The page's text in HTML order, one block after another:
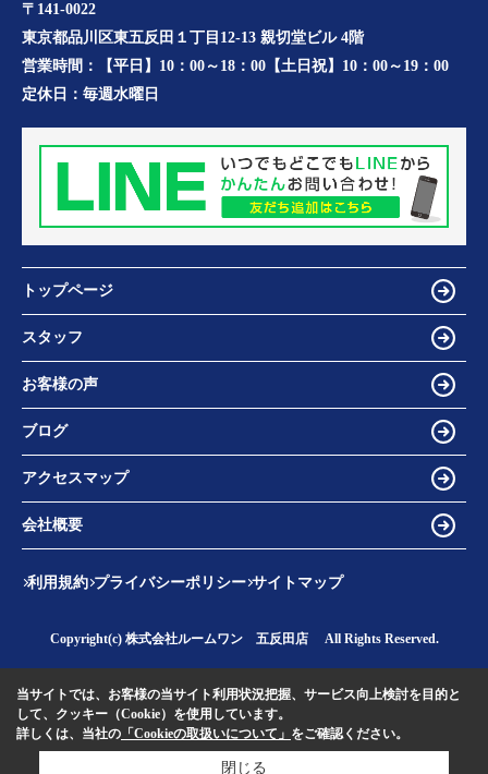
〒141-0022
東京都品川区東五反田１丁目12-13 親切堂ビル 4階
営業時間：
【平日】10：00～18：00【土日祝】10：00～19：00
定休日： 毎週水曜日
トップページ
スタッフ
お客様の声
ブログ
アクセスマップ
会社概要
利用規約 プライバシーポリシー サイトマップ
Copyright(c) 株式会社ルームワン 五反田店 All Rights Reserved.
当サイトでは、お客様の当サイト利用状況把握、サービス向上検討を目的と
して、クッキー（Cookie）を使用しています。
詳しくは、当社の 「Cookieの取扱いについて」 をご確認ください。
閉じる